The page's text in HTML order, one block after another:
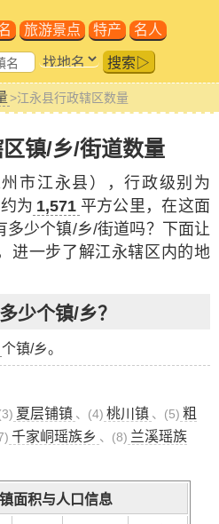
旅游景点 特产 名人
搜索▷
>江永县行政辖区数量
镇/乡/街道数量
市江永县），行政级别为
为 1,571 平方公里，在这面
多少个镇/乡/街道吗？下面让
进一步了解江永辖区内的地
少个镇/乡？
个镇/乡。
夏层铺镇 、(4) 桃川镇 、(5) 粗
千家峒瑶族乡 、(8) 兰溪瑶族
面积与人口信息